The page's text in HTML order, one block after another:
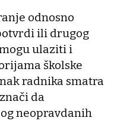
odnosno
ili drugog
ulaziti i
školske
radnika smatra
da
neopravdanih